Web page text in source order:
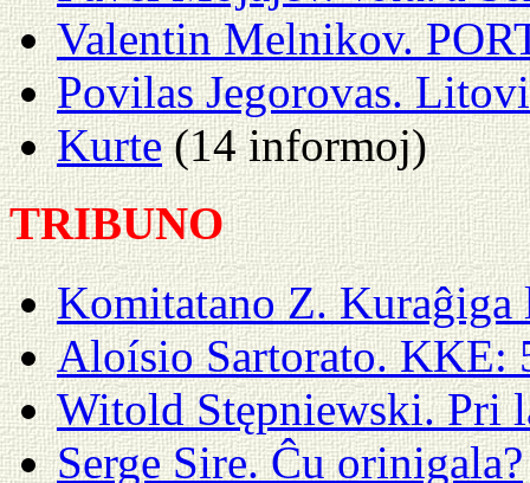
Valentin Melnikov.
Povilas Jegorovas.
Kurte(14 informoj)
TRIBUNO
Komitatano Z.
Aloísio Sartorato. KKE:
Witold Stępniewski. Pri
Serge Sire. Ĉu orinigala?